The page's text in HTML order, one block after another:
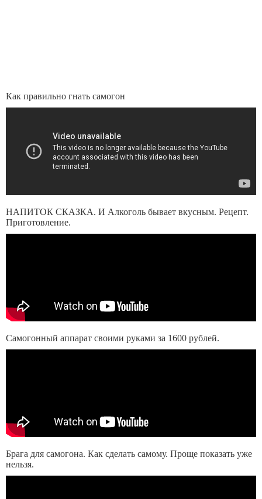
Как правильно гнать самогон
НАПИТОК СКАЗКА. И Алкоголь бывает вкусным. Рецепт.
Приготовление.
Самогонный аппарат своими руками за 1600 рублей.
Брага для самогона. Как сделать самому. Проще показать уже
нельзя.